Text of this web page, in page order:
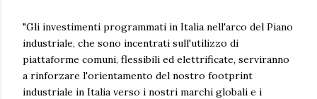
"Gli investimenti programmati in Italia nell'arco del Piano
industriale, che sono incentrati sull'utilizzo di
piattaforme comuni, flessibili ed elettrificate, serviranno
a rinforzare l'orientamento del nostro footprint
industriale in Italia verso i nostri marchi globali e i